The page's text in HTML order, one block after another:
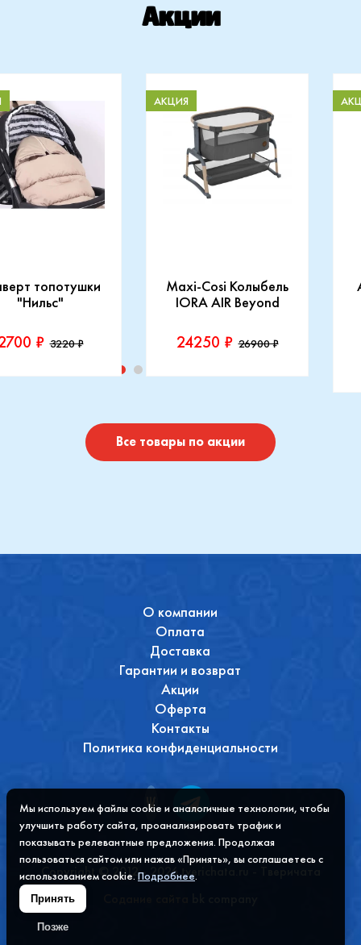
Акции
топотушки
"Нильс"
₽ 3220 ₽
Maxi-Cosi Колыбель
IORA AIR Beyond
АКЦИЯ
24250 ₽ 26900 ₽
Производитель::
Купить
Все товары по акции
О компании
Оплата
Доставка
Гарантии и возврат
Акции
Оферта
Контакты
Политика конфиденциальности
Copyright © 2012 - 2026 tverichata.ru - Тверичата
Мы используем файлы cookie и аналогичные технологии, чтобы
улучшить работу сайта, проанализировать трафик и
показывать релевантные предложения. Продолжая
пользоваться сайтом или нажав «Принять», вы соглашаетесь с
использованием cookie. Подробнее.
Принять
Позже